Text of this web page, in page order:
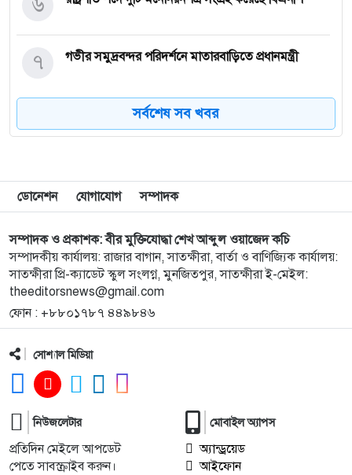
গভীর সমুদ্রবন্দর পরিদর্শনে মাতারবাড়িতে প্রধানমন্ত্রী
৭
সাবেক ছাত্রদল নেতা জাহাঙ্গীর আলমের পিতার দাফন
সম্পন্ন
বৃদ্ধের
৯
এরতেজা হাসানের বিরুদ্ধে গ্রেফতারি পরোয়ানা
১০
ওয়ানডে ইতিহাসে প্রথম স্পিনার হিসেবে রশিদের ৬
উইকেটের ‘হ্যাটট্রিক’
১১
শিশু রায়য়ানের পাশে দাড়ালেন আলফা, অন্যদেরও এগিয়ে
আসার আহবান
১২
প্লাস্টিকের পানির ট্যাংক বিতরণ, কতটা টেকসই সমাধান? ||
এস এম জান্নাতুল নাঈম
১৩
সর্বশেষ সব খবর
ডোনেশন যোগাযোগ সম্পাদক
সম্পাদক ও প্রকাশক: বীর মুক্তিযোদ্ধা শেখ আব্দুল ওয়াজেদ কচি
সম্পাদকীয় কার্যালয়: রাজার বাগান, সাতক্ষীরা, বার্তা ও বাণিজ্যিক কার্যালয়:
সাতক্ষীরা প্রি-ক্যাডেট স্কুল সংলগ্ন, মুনজিতপুর, সাতক্ষীরা ই-মেইল:
theeditorsnews@gmail.com
ফোন : +৮৮০১৭৮৭ ৪৪৯৮৪৬
সোশ্যাল মিডিয়া
নিউজলেটার
প্রতিদিন মেইলে আপডেট
পেতে সাবস্ক্রাইব করুন।
মোবাইল অ্যাপস
অ্যান্ড্রয়েড
আইফোন